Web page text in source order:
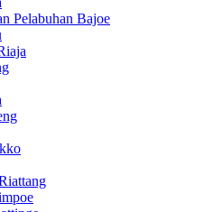
Pelabuhan Bajoe